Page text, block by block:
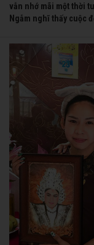
vẫn nhớ mãi một thời
Ngẫm nghĩ thấy cuộc
trong dòng đời xuôi
thành danh với nghiệp